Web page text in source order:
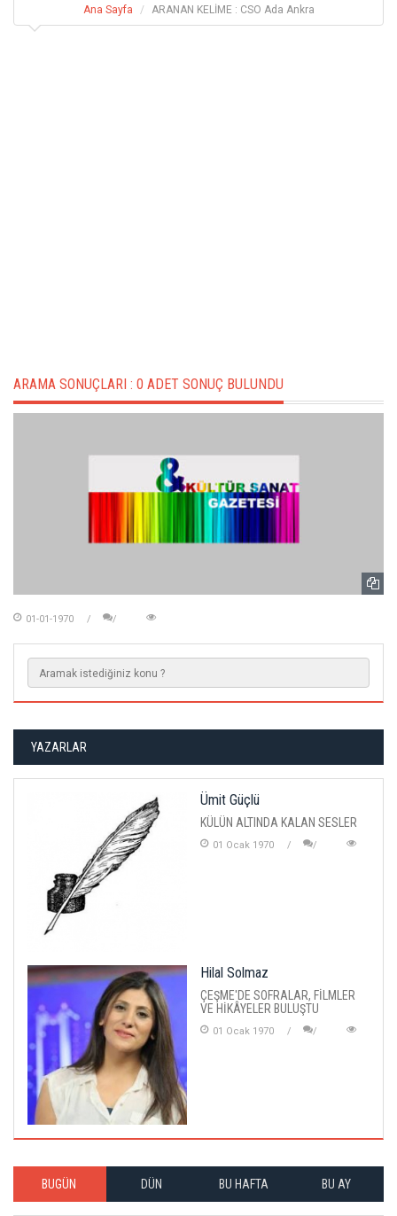
Ana Sayfa ARANAN KELİME : CSO Ada Ankra
ARAMA SONUÇLARI : 0 ADET SONUÇ BULUNDU
01-01-1970
YAZARLAR
Ümit Güçlü
KÜLÜN ALTINDA KALAN SESLER
01 Ocak 1970
Hilal Solmaz
ÇEŞME'DE SOFRALAR, FİLMLER
VE HİKÂYELER BULUŞTU
01 Ocak 1970
BUGÜN DÜN BU HAFTA BU AY